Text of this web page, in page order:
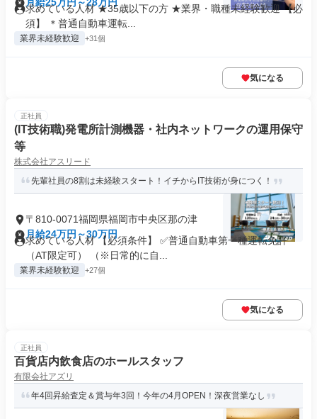
求めている人材 ★35歳以下の方 ★業界・職種未経験歓迎 【必
須】 ＊普通自動車運転...
業界未経験歓迎 +31個
気になる
正社員
(IT技術職)発電所計測機器・社内ネットワークの運用保守
等
株式会社アスリード
先輩社員の8割は未経験スタート！イチからIT技術が身につく！
〒810-0071福岡県福岡市中央区那の津
月給24万円～30万円
求めている人材 【必須条件】 ✅普通自動車第一種運転免許
（AT限定可） （※日常的に自...
業界未経験歓迎 +27個
気になる
正社員
百貨店内飲食店のホールスタッフ
有限会社アズリ
年4回昇給査定＆賞与年3回！今年の4月OPEN！深夜営業なし